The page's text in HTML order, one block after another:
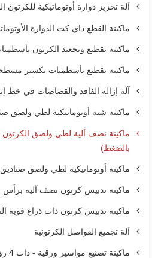
آلة تحزيز دوارة أوتوماتيكية للكرتون
ماكينة القطع داي كت الدوارة
ماكينة تقطيع وتجعيد الكرتون
ماكينة تقطيع بأسطمبات تكسير
آلة إزالة الفاقد والقصاصات في خط
ماكينة شبه أوتوماتيكية لطي ولصق
ماكينة نصف آلية لطي ولصق الكرتون
بالضغط)
ماكينة أوتوماتيكية لطي ولصق
ماكينة تدبيس كرتون نصف آلية برأس
ماكينة تدبيس كرتون ذات ذراع قوية
آلة تجميع الفواصل الكرتونية
ماكينة تصنيع مواسير ورقية - ذات 4 رؤوس، KS-300